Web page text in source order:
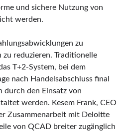
und sichere Nutzung von
werden.
zu
zu reduzieren. Traditionelle
T+2-System, bei dem
nach Handelsabschluss final
den Einsatz von
werden. Kesem Frank, CEO
Zusammenarbeit mit Deloitte
von QCAD breiter zugänglich